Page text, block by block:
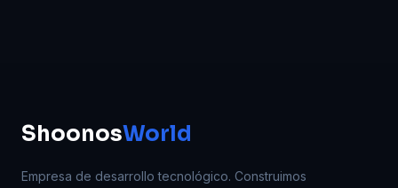
ShoonosWorld
Empresa de desarrollo tecnológico. Construimos